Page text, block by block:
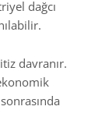
dağcı
davranır.